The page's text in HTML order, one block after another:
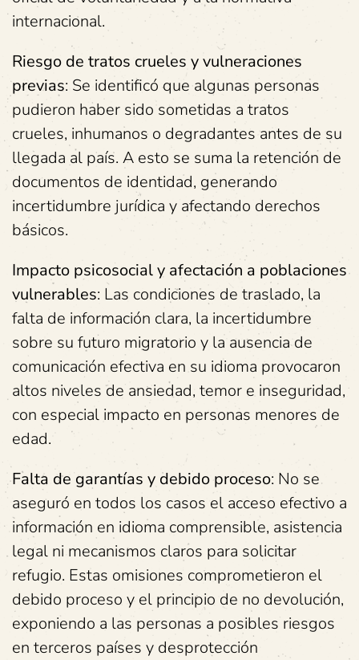
internacional.
Riesgo de tratos crueles y vulneraciones
previas: Se identificó que algunas personas
pudieron haber sido sometidas a tratos
crueles, inhumanos o degradantes antes de su
llegada al país. A esto se suma la retención de
documentos de identidad, generando
incertidumbre jurídica y afectando derechos
básicos.
Impacto psicosocial y afectación a poblaciones
vulnerables: Las condiciones de traslado, la
falta de información clara, la incertidumbre
sobre su futuro migratorio y la ausencia de
comunicación efectiva en su idioma provocaron
altos niveles de ansiedad, temor e inseguridad,
con especial impacto en personas menores de
edad.
Falta de garantías y debido proceso: No se
aseguró en todos los casos el acceso efectivo a
información en idioma comprensible, asistencia
legal ni mecanismos claros para solicitar
refugio. Estas omisiones comprometieron el
debido proceso y el principio de no devolución,
exponiendo a las personas a posibles riesgos
en terceros países y desprotección